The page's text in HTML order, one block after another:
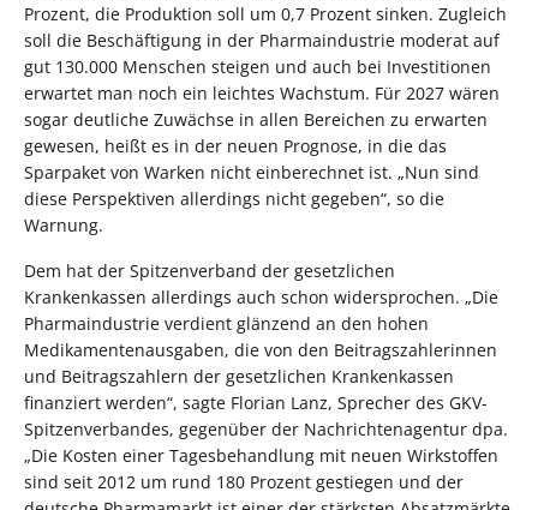
Prozent, die Produktion soll um 0,7 Prozent sinken. Zugleich
soll die Beschäftigung in der Pharmaindustrie moderat auf
gut 130.000 Menschen steigen und auch bei Investitionen
erwartet man noch ein leichtes Wachstum. Für 2027 wären
sogar deutliche Zuwächse in allen Bereichen zu erwarten
gewesen, heißt es in der neuen Prognose, in die das
Sparpaket von Warken nicht einberechnet ist. „Nun sind
diese Perspektiven allerdings nicht gegeben“, so die
Warnung.
Dem hat der Spitzenverband der gesetzlichen
Krankenkassen allerdings auch schon widersprochen. „Die
Pharmaindustrie verdient glänzend an den hohen
Medikamentenausgaben, die von den Beitragszahlerinnen
und Beitragszahlern der gesetzlichen Krankenkassen
finanziert werden“, sagte Florian Lanz, Sprecher des GKV-
Spitzenverbandes, gegenüber der Nachrichtenagentur dpa.
„Die Kosten einer Tagesbehandlung mit neuen Wirkstoffen
sind seit 2012 um rund 180 Prozent gestiegen und der